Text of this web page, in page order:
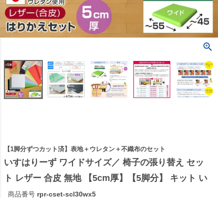
【1脚分ずつカット済】表地＋ウレタン＋不織布のセット
いすはりーず ワイドサイズ／ 椅子の張り替え セッ
ト レザー 合皮 無地 【5cm厚】【5脚分】 キット い
す DIY イス 張り替え 国産 生地 修理 座面 椅子 張替
商品番号 rpr-cset-scl30wx5